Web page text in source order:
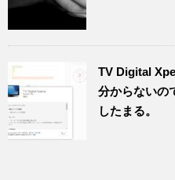
TV Digital
分からないの
したまる。